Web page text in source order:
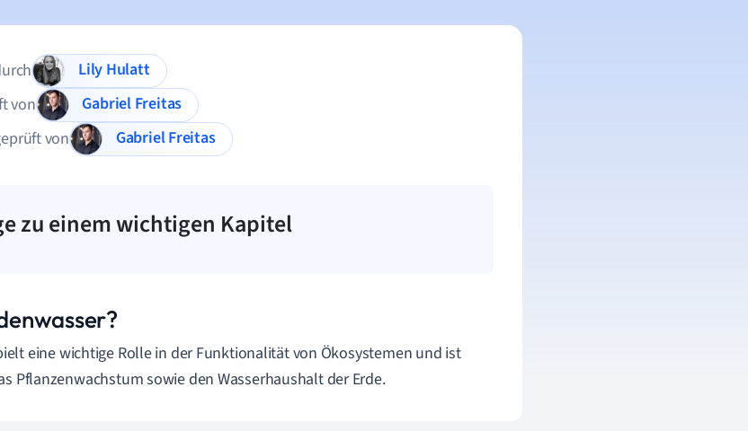
Lily Hulatt
von
Gabriel Freitas
von
Gabriel Freitas
zu einem wichtigen Kapitel
eine wichtige Rolle in der Funktionalität von Ökosystemen und ist
Pflanzenwachstum sowie den Wasserhaushalt der Erde.